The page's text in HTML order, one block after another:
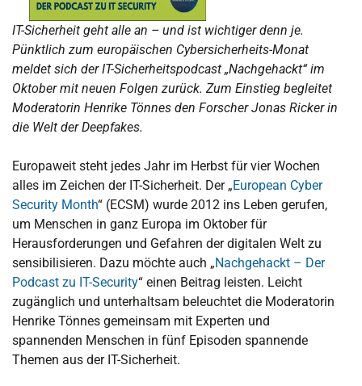
IT-Sicherheit geht alle an – und ist wichtiger denn je.
Pünktlich zum europäischen Cybersicherheits-Monat
meldet sich der IT-Sicherheitspodcast „Nachgehackt“ im
Oktober mit neuen Folgen zurück. Zum Einstieg begleitet
Moderatorin Henrike Tönnes den Forscher Jonas Ricker in
die Welt der Deepfakes.
Europaweit steht jedes Jahr im Herbst für vier Wochen
alles im Zeichen der IT-Sicherheit. Der „European Cyber
Security Month“ (ECSM) wurde 2012 ins Leben gerufen,
um Menschen in ganz Europa im Oktober für
Herausforderungen und Gefahren der digitalen Welt zu
sensibilisieren. Dazu möchte auch „Nachgehackt – Der
Podcast zu IT-Security“ einen Beitrag leisten. Leicht
zugänglich und unterhaltsam beleuchtet die Moderatorin
Henrike Tönnes gemeinsam mit Experten und
spannenden Menschen in fünf Episoden spannende
Themen aus der IT-Sicherheit.